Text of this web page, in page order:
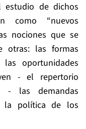
estudio de dichos
como “nuevos
nociones que se
otras: las formas
oportunidades
- el repertorio
- las demandas
la política de los